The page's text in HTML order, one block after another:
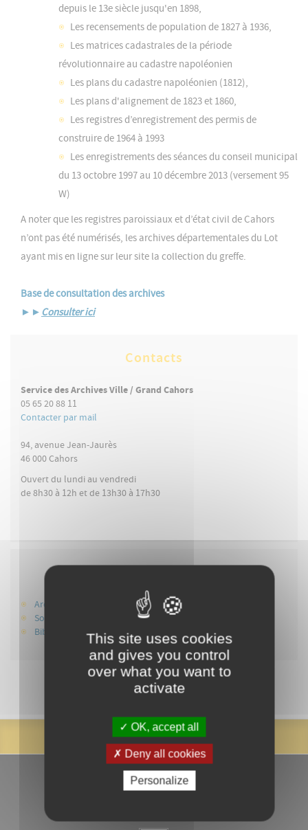
depuis le 13e siècle jusqu'en 1898,
Les recensements de population de 1827 à 1936,
Les matrices cadastrales de la période
révolutionnaire au cadastre napoléonien
Les plans du cadastre napoléonien (1812),
Les plans d'alignement de 1823 et 1860,
Les registres d’enregistrement des permis de
construire de 1964 à 1993
Les enregistrements des séances du conseil municipal
du 13 octobre 1997 au 10 décembre 2013 (versement 95
W)
A noter que les registres paroissiaux et d’état civil de Cahors
n’ont pas été numérisés, les archives départementales du Lot
ayant mis en ligne sur leur site la collection du greffe.
Base de consultation des archives
►►Consulter ici
Contacts
Service des Archives Ville / Grand Cahors
05 65 20 88 11
Contacter par mail
94, avenue Jean-Jaurès
46 000Cahors
Ouvert du lundi au vendredi
de 8h30 à 12h et de 13h30 à 17h30
Archives départementales du Lot
Société des Etudes du Lot
Bibliothèque patrimoniale et de recherche
This site uses cookies
and gives you control
over what you want to
activate
OK, accept all
Deny all cookies
Personalize